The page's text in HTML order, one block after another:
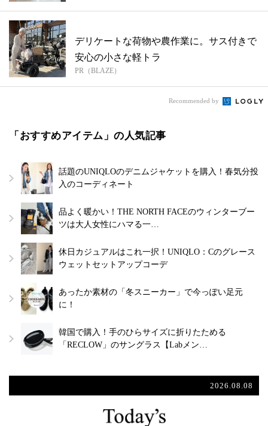
デリケートな荷物や農作業に。サス付きで
安心の小さな軽トラ
PR（BLAZE）
Recommended by
「おすすめアイテム」の人気記事
話題のUNIQLOのデニムジャケットを購入！春気分投
入のコーディネート
品よく暖かい！THE NORTH FACEのウィンターブー
ツは大人女性にハマる一…
休日カジュアルはこれ一択！UNIQLO：Cのグレース
ウェットセットアップコーデ
あったか素材の「冬スニーカー」で今っぽい足元
に！
韓国で購入！手のひらサイズに折りたためる
「RECLOW」のサングラス【Labメン…
2026.08.08